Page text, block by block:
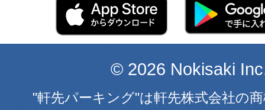
© 2026 Nokisaki
"軒先パーキング"は軒先株式会社の